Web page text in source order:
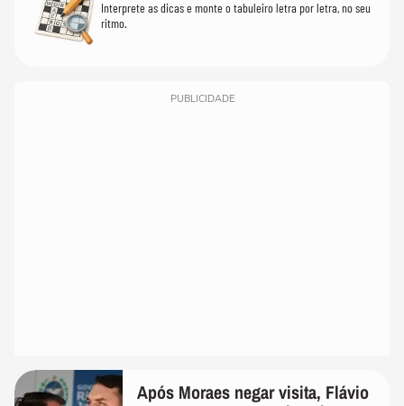
Interprete as dicas e monte o tabuleiro letra por letra, no seu
ritmo.
PUBLICIDADE
Após Moraes negar visita, Flávio